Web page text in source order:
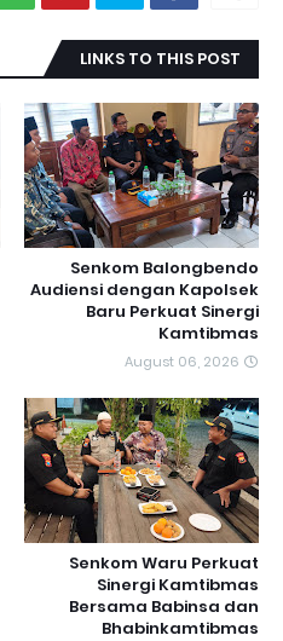
LINKS TO THIS POST
Senkom Balongbendo
Audiensi dengan Kapolsek
Baru Perkuat Sinergi
Kamtibmas
August 06, 2026
Senkom Waru Perkuat
Sinergi Kamtibmas
Bersama Babinsa dan
Bhabinkamtibmas